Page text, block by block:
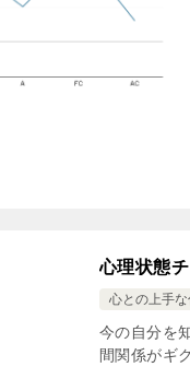
心理状態
心との上手
今の自分を
間関係がギ